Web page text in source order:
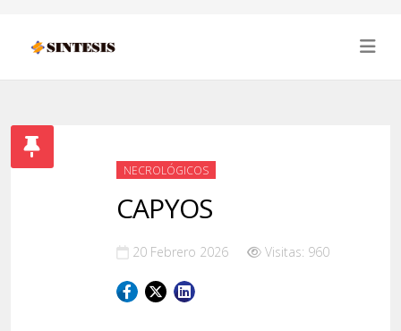
NECROLÓGICOS
CAPYOS
20 Febrero 2026 Visitas: 960